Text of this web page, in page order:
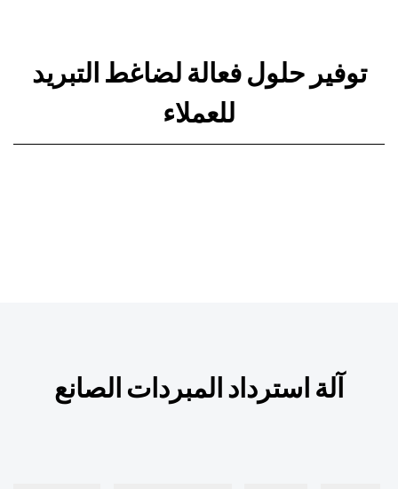
توفير حلول فعالة لضاغط التبريد
للعملاء
آلة استرداد المبردات الصانع